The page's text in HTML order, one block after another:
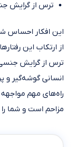
ترس از گرایش
این افکار احساس
از ارتکاب این
ترس از گرایش جنسی
انسانی گوشه‌گیر و
راه‌های مهم
مزاحم است و شما را